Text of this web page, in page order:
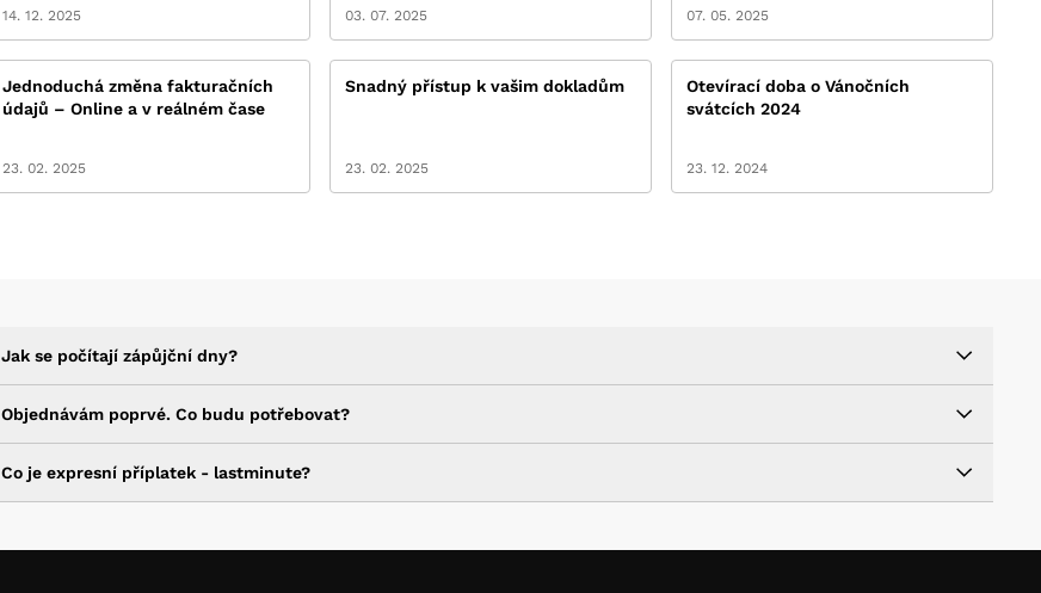
14. 12. 2025 03. 07. 2025 07. 05. 2025
Jednoduchá změna fakturačních
údajů – Online a v reálném čase
23. 02. 2025
Snadný přístup k vašim dokladům
23. 02. 2025
Otevírací doba o Vánočních
svátcích 2024
23. 12. 2024
Jak se počítají zápůjční dny?
Objednávám poprvé. Co budu potřebovat?
Co je expresní příplatek - lastminute?